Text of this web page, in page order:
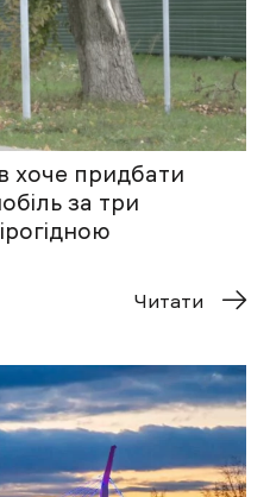
хоче придбати
за три
Читати